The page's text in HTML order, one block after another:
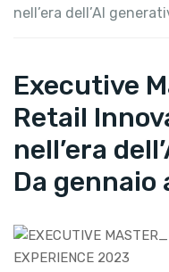
nell’era dell’AI
Executive
Retail
nell’era
Da gennaio